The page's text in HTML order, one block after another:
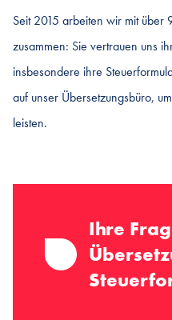
Seit 2015 arbeiten wir mit
zusammen: Sie vertrauen uns
insbesondere ihre
auf unser Übersetzungsbüro,
leisten.
Ihre